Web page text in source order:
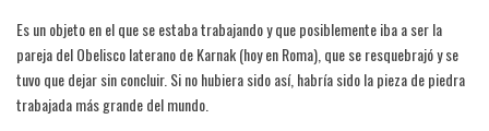
Es un objeto en el que se estaba trabajando y que posiblemente iba a ser la
pareja del Obelisco laterano de Karnak (hoy en Roma), que se resquebrajó y se
tuvo que dejar sin concluir. Si no hubiera sido así, habría sido la pieza de piedra
trabajada más grande del mundo.